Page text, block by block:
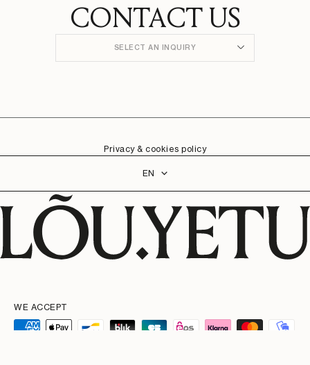
CONTACT US
SELECT AN INQUIRY
Privacy & cookies policy
Language
EN
WE ACCEPT